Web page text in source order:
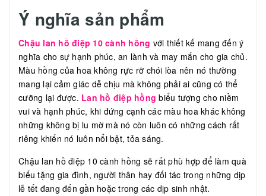
Ý nghĩa sản phẩm
Chậu lan hồ điệp 10 cành hồng với thiết kế mang đến ý
nghĩa cho sự hạnh phúc, an lành và may mắn cho gia chủ.
Màu hồng của hoa không rực rỡ chói lòa nên nó thường
mang lại cảm giác dễ chịu mà không phải ai cũng có thể
cưỡng lại được. Lan hồ điệp hồng biểu tượng cho niềm
vui và hạnh phúc, khi đứng cạnh các màu hoa khác không
những không bị lu mờ mà nó còn luôn có những cách rất
riêng khiến nó luôn nổi bật, tỏa sáng.
Chậu lan hồ điệp 10 cành hồng sẽ rất phù hợp để làm quà
biếu tặng gia đình, người thân hay đối tác trong những dịp
lễ tết đang đến gần hoặc trong các dịp sinh nhật.